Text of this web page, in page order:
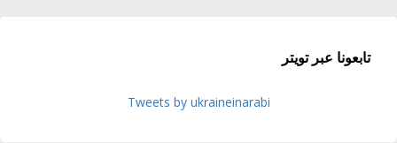
تابعونا عبر تويتر
Tweets by ukraineinarabi